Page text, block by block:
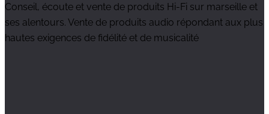
Conseil, écoute et vente de produits Hi-Fi sur marseille et
ses alentours. Vente de produits audio répondant aux plus
hautes exigences de fidélité et de musicalité